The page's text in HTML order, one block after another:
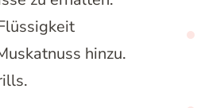
hinzu.